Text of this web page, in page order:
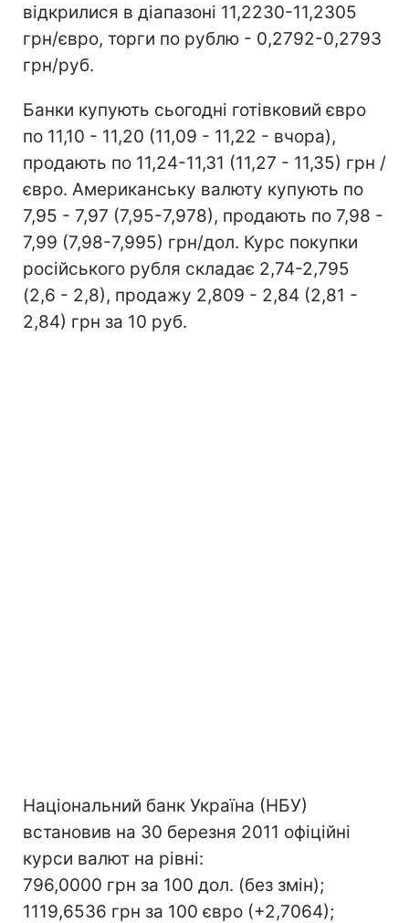
відкрилися в діапазоні 11,2230-11,2305
грн/євро, торги по рублю - 0,2792-0,2793
грн/руб.
Банки купують сьогодні готівковий євро
по 11,10 - 11,20 (11,09 - 11,22 - вчора),
продають по 11,24-11,31 (11,27 - 11,35) грн /
євро. Американську валюту купують по
7,95 - 7,97 (7,95-7,978), продають по 7,98 -
7,99 (7,98-7,995) грн/дол. Курс покупки
російського рубля складає 2,74-2,795
(2,6 - 2,8), продажу 2,809 - 2,84 (2,81 -
2,84) грн за 10 руб.
Національний банк Україна (НБУ)
встановив на 30 березня 2011 офіційні
курси валют на рівні:
796,0000 грн за 100 дол. (без змін);
1119,6536 грн за 100 євро (+2,7064);